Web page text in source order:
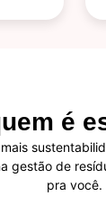
é
gestão de
pra você.